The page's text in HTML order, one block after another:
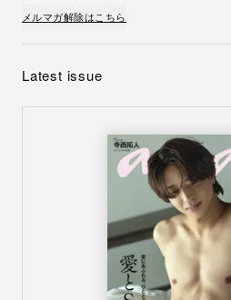
メルマガ解除はこちら
Latest issue